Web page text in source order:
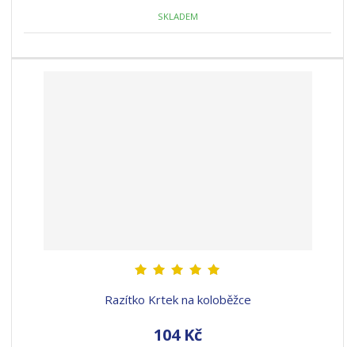
SKLADEM
Razítko Krtek na koloběžce
104 Kč